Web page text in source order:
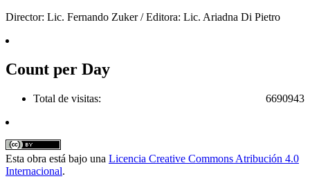
Director: Lic. Fernando Zuker / Editora: Lic. Ariadna Di Pietro
Count per Day
6690943
Total de visitas:
Esta obra está bajo una Licencia Creative Commons Atribución 4.0
Internacional.